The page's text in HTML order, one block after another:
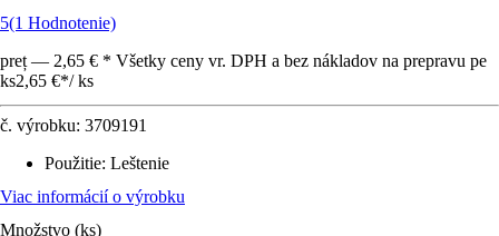
5(1 Hodnotenie)
preț — 2,65 € * Všetky ceny vr. DPH a bez nákladov na prepravu pe
ks2,65 €*/ ks
č. výrobku: 3709191
Použitie: Leštenie
Viac informácií o výrobku
Množstvo (ks)